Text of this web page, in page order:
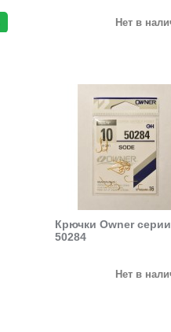
Нет в
Крючки Owner серии
50284
Нет в